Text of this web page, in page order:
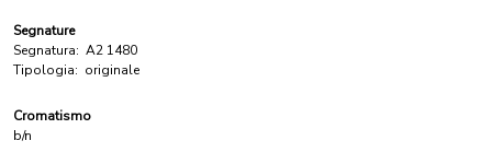
Segnature
Segnatura: A2 1480
Tipologia: originale
Cromatismo
b/n